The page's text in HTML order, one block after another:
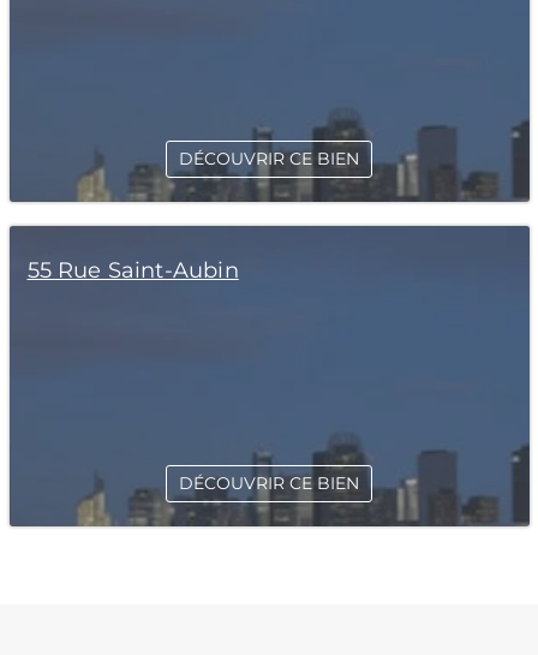
DÉCOUVRIR CE BIEN
55 Rue Saint-Aubin
DÉCOUVRIR CE BIEN